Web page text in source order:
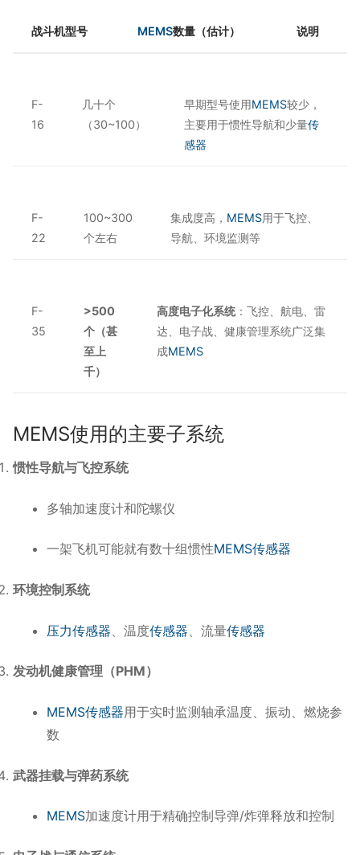
战斗机型号 MEMS数量（估计） 说明
F-
16
几十个
（30~100）
早期型号使用MEMS较少，
主要用于惯性导航和少量传
感器
F-
22
100~300
个左右
集成度高， MEMS用于飞控、
导航、环境监测等
F-
35
>500
个（甚
至上
千）
高度电子化系统：飞控、航电、雷
达、电子战、健康管理系统广泛集
成MEMS
MEMS使用的主要子系统
惯性导航与飞控系统
多轴加速度计和陀螺仪
一架飞机可能就有数十组惯性MEMS传感器
环境控制系统
压力传感器 、温度传感器 、流量传感器
发动机健康管理（PHM）
MEMS传感器用于实时监测轴承温度、振动、燃烧参
数
武器挂载与弹药系统
MEMS加速度计用于精确控制导弹/炸弹释放和控制